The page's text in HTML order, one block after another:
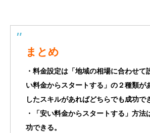
まとめ
・料金設定は「地域の相場に合わせて
い料金からスタートする」の２種類が
したスキルがあればどちらでも成功で
・「安い料金からスタートする」方法
功できる。